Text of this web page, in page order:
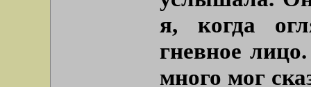
я, когда
гневное
много мог